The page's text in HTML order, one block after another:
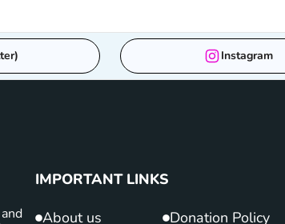
Instagram
IMPORTANT LINKS
About us
Donation Policy